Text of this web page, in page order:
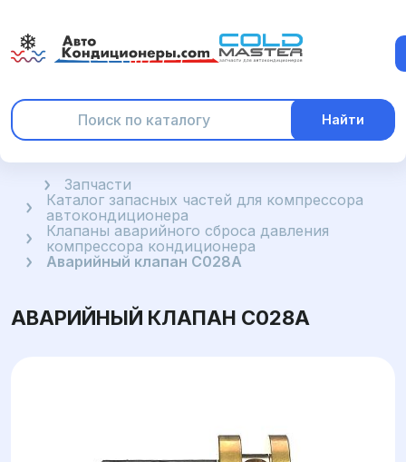
Найти
ГлавнаяЗапчасти
Каталог запасных частей для компрессора
автокондиционера
Клапаны аварийного сброса давления
компрессора кондиционера
Аварийный клапан C028A
АВАРИЙНЫЙ КЛАПАН C028A